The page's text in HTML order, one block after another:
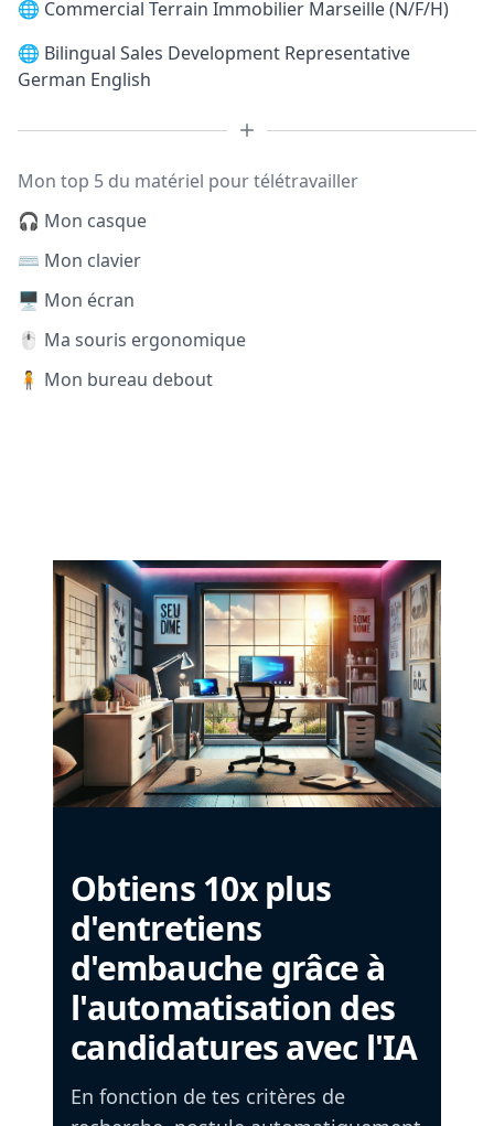
🌐 Commercial Terrain Immobilier Marseille (N/F/H)
🌐 Bilingual Sales Development Representative
German English
Mon top 5 du matériel pour télétravailler
🎧 Mon casque
⌨️ Mon clavier
🖥️ Mon écran
🖱️ Ma souris ergonomique
🧍 Mon bureau debout
Obtiens 10x plus
d'entretiens
d'embauche grâce à
l'automatisation des
candidatures avec l'IA
En fonction de tes critères de